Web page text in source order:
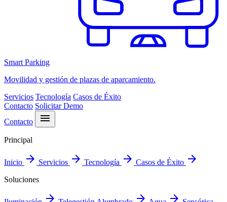
Smart Parking
Movilidad y gestión de plazas de aparcamiento.
Servicios Tecnología Casos de Éxito
Contacto Solicitar Demo
Contacto
menu
Principal
Inicio arrow_forward Servicios arrow_forward Tecnología arrow_forward Casos de Éxito arrow_forward
Soluciones
arrow_forward arrow_forward arrow_forward